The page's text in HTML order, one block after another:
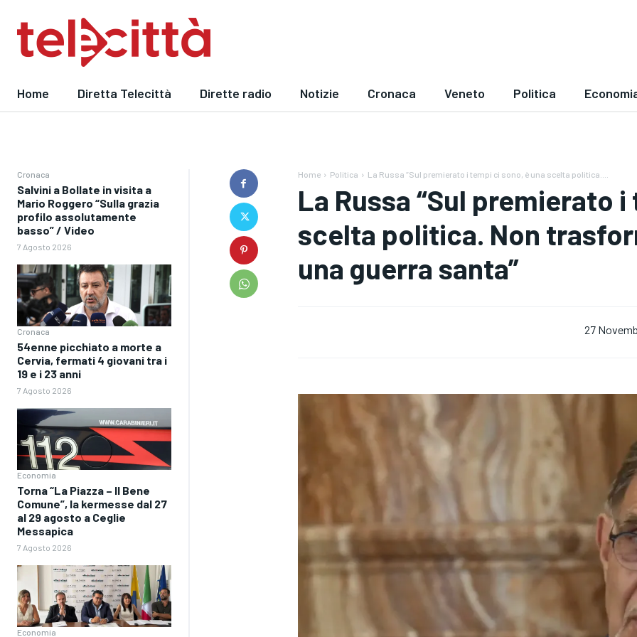
Home Diretta Telecittà Dirette radio Notizie Cronaca Veneto Politica
Cronaca
Salvini a Bollate in visita a
Mario Roggero “Sulla grazia
profilo assolutamente
basso” / Video
7 Agosto 2026
Cronaca
54enne picchiato a morte a
Cervia, fermati 4 giovani tra i
19 e i 23 anni
7 Agosto 2026
Economia
Torna “La Piazza – Il Bene
Comune”, la kermesse dal 27
al 29 agosto a Ceglie
Messapica
7 Agosto 2026
Economia
Home Politica La Russa “Sul premierato i tempi ci sono, è una scelta politica....
La Russa “Sul premierato
scelta politica. Non
una guerra santa”
27